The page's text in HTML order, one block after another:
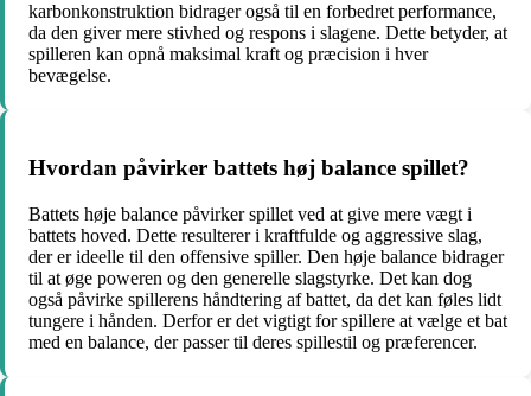
karbonkonstruktion bidrager også til en forbedret performance,
da den giver mere stivhed og respons i slagene. Dette betyder, at
spilleren kan opnå maksimal kraft og præcision i hver
bevægelse.
Hvordan påvirker battets høj balance spillet?
Battets høje balance påvirker spillet ved at give mere vægt i
battets hoved. Dette resulterer i kraftfulde og aggressive slag,
der er ideelle til den offensive spiller. Den høje balance bidrager
til at øge poweren og den generelle slagstyrke. Det kan dog
også påvirke spillerens håndtering af battet, da det kan føles lidt
tungere i hånden. Derfor er det vigtigt for spillere at vælge et bat
med en balance, der passer til deres spillestil og præferencer.